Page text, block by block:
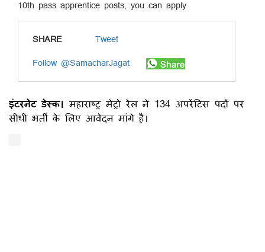
SHARE
Tweet
Follow @SamacharJagat
इंटरनेट डेस्क। महाराष्ट्र मेट्रो रेल ने 134 अपरेंटिस पदों पर
सीधी भर्ती के लिए आवेदन मांगे है।